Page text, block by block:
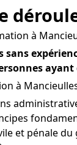
à
sans
à
et pénale